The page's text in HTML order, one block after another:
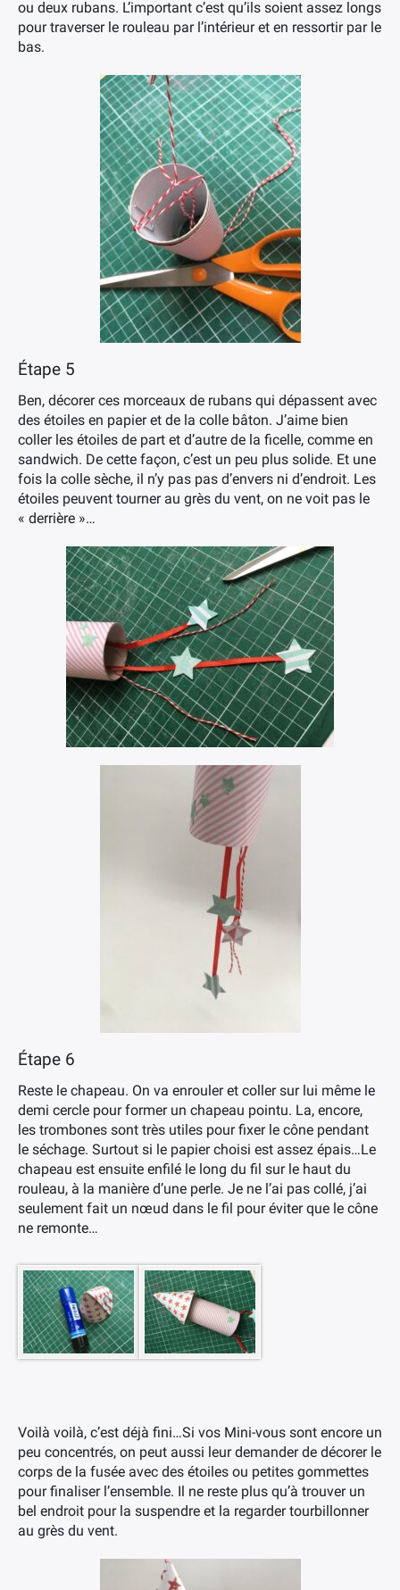
ou deux rubans. L’important c’est qu’ils soient assez longs
pour traverser le rouleau par l’intérieur et en ressortir par le
bas.
Étape 5
Ben, décorer ces morceaux de rubans qui dépassent avec
des étoiles en papier et de la colle bâton. J’aime bien
coller les étoiles de part et d’autre de la ficelle, comme en
sandwich. De cette façon, c’est un peu plus solide. Et une
fois la colle sèche, il n’y pas pas d’envers ni d’endroit. Les
étoiles peuvent tourner au grès du vent, on ne voit pas le
« derrière »…
Étape 6
Reste le chapeau. On va enrouler et coller sur lui même le
demi cercle pour former un chapeau pointu. La, encore,
les trombones sont très utiles pour fixer le cône pendant
le séchage. Surtout si le papier choisi est assez épais…Le
chapeau est ensuite enfilé le long du fil sur le haut du
rouleau, à la manière d’une perle. Je ne l’ai pas collé, j’ai
seulement fait un nœud dans le fil pour éviter que le cône
ne remonte…
Voilà voilà, c’est déjà fini…Si vos Mini-vous sont encore un
peu concentrés, on peut aussi leur demander de décorer le
corps de la fusée avec des étoiles ou petites gommettes
pour finaliser l’ensemble. Il ne reste plus qu’à trouver un
bel endroit pour la suspendre et la regarder tourbillonner
au grès du vent.